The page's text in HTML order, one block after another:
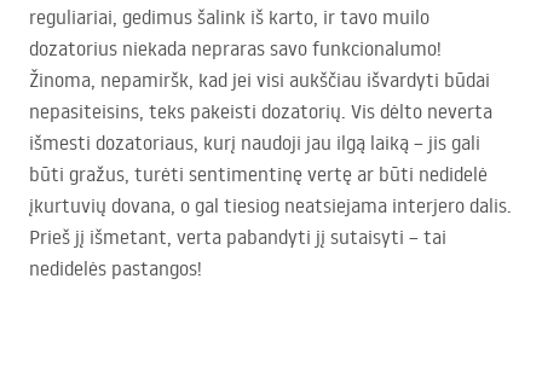
reguliariai, gedimus šalink iš karto, ir tavo muilo
dozatorius niekada nepraras savo funkcionalumo!
Žinoma, nepamiršk, kad jei visi aukščiau išvardyti būdai
nepasiteisins, teks pakeisti dozatorių. Vis dėlto neverta
išmesti dozatoriaus, kurį naudoji jau ilgą laiką – jis gali
būti gražus, turėti sentimentinę vertę ar būti nedidelė
įkurtuvių dovana, o gal tiesiog neatsiejama interjero dalis.
Prieš jį išmetant, verta pabandyti jį sutaisyti – tai
nedidelės pastangos!